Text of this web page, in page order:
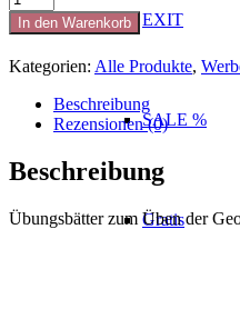
EXIT
SALE %
Gratis
Fächergeometrie
Menge
In den Warenkorb
Kategorien: Alle Produkte,
Beschreibung
Rezensionen (0)
Beschreibung
Übungsbätter zum Üben der